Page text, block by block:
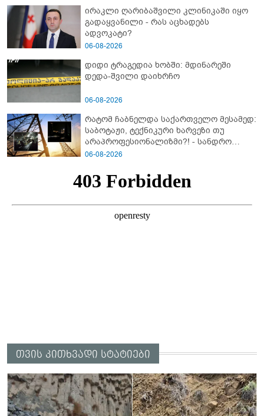
ირაკლი ღარიბაშვილი კლინიკაში იყო
გადაყვანილი - რას აცხადებს
ადვოკატი?
06-08-2026
დიდი ტრაგედია ხობში: მდინარეში
დედა-შვილი დაიხრჩო
06-08-2026
რატომ ჩაბნელდა საქართველო მესამედ:
საბოტაჟი, ტექნიკური ხარვეზი თუ
არაპროფესიონალიზმი?! - სანდრო
თვალჭრელიძის ანალიზი
06-08-2026
თვის კითხვადი სტატიები